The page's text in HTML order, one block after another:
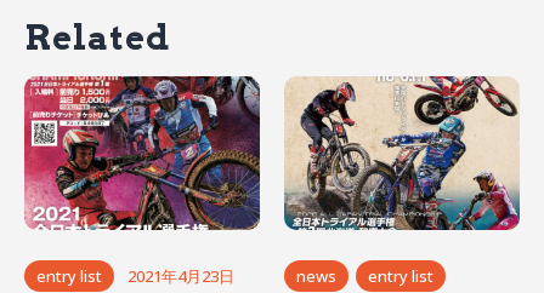
Related
entry list 2021年4月23日 news
entry list